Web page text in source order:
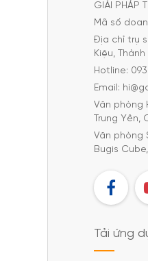
GIẢI PHÁP
Mã số
Địa chỉ trụ
Kiệu,
Hotline:
Email:
Văn phòng
Trung Yên,
Văn phòng
Bugis
FB
Tải ứng